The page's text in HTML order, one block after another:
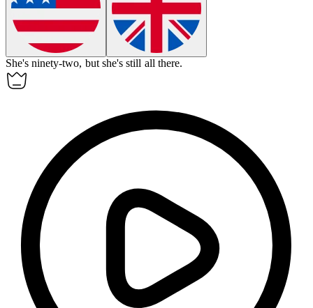
She's ninety-two, but she's still all there.